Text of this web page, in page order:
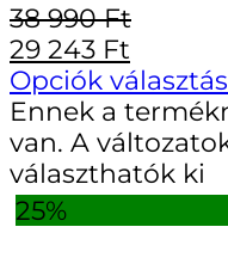
38 990Ft
29 243 Ft
Opciók
Ennek a
van. A
választhatók ki
25%